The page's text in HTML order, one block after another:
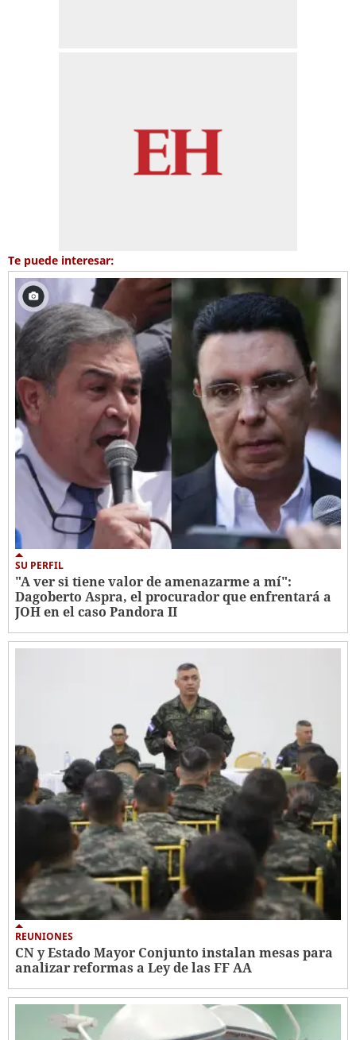
Te puede interesar:
SU PERFIL
"A ver si tiene valor de amenazarme a mí":
Dagoberto Aspra, el procurador que enfrentará a
JOH en el caso Pandora II
REUNIONES
CN y Estado Mayor Conjunto instalan mesas para
analizar reformas a Ley de las FF AA